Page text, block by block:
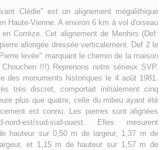
Clédie" est un alignement mégalithique
Haute-Vienne. A environ 6 km à vol d'oiseau
Corrèze. Cet alignement de Menhirs (Def:
allongée dressée verticalement. Def 2 le
levée" marquant le chemin de la maison
!!!) Reprenons notre sérieux SVP.
des monuments historiques le 4 août 1981.
très discret, comportait initialement cinq
plus que quatre, celle du milieu ayant été
est connu. Les pierres sont alignées
est/sud-sud-ouest. Elles mesurent
hauteur sur 0,50 m de largeur, 1,37 m de
et 1,15 m de hauteur sur 1,57 m de